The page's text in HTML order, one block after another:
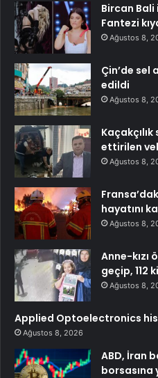
Bircan Bali
Fantezi
Ağustos 8,
Çin’de sel
edildi
Ağustos 8,
ettirilen
Ağustos 8,
hayatını
Ağustos 8,
Anne-kızı
geçip, 112
Ağustos 8,
Applied Optoelectronics
Ağustos 8, 2026
ABD, İran
borsasına